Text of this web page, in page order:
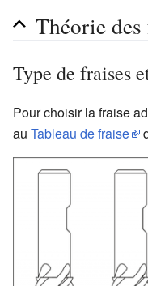
Théorie des
Type de fraises
Pour choisir la fraise
au Tableau de fraise